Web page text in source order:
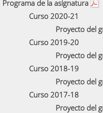
Programa de la asignatura
Curso 2020-21
Proyecto del
Curso 2019-20
Proyecto del
Curso 2018-19
Proyecto del
Curso 2017-18
Proyecto del